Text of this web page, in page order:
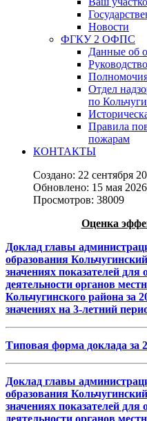
Новости
ФГКУ 2 ОФПС
Данные об
Руководство
Отдел
по
Правила
пожарам
КОНТАКТЫ
Создано: 22 сентября
Обновлено: 15 мая 2026
Просмотров: 38009
Оценка
Доклад главы
образования
значениях показателей
деятельности органов
Кольчугинского района за
значениях на 3-летний
Типовая форма доклада за
Доклад главы
образования
значениях показателей
деятельности органов